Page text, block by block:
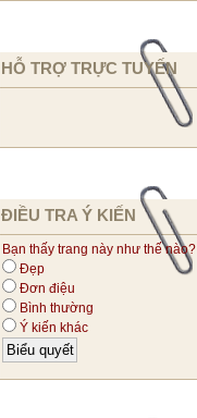
HỖ TRỢ TRỰC TUYẾN
ĐIỀU TRA Ý KIẾN
Bạn thấy trang này như thế nào?
Đẹp
Đơn điệu
Bình thường
Ý kiến khác